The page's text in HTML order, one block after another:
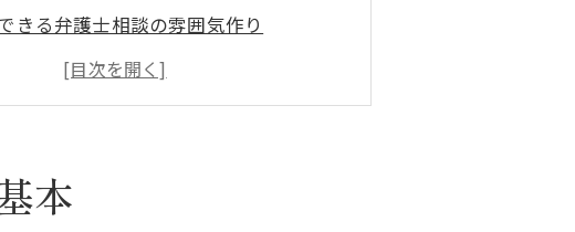
きる弁護士相談の雰囲気作り
前に弁護士へ期待したい対応
改善策で得られる安心感とは
がけたい改善策のポイント
相談で避けたい失敗と改善策
本